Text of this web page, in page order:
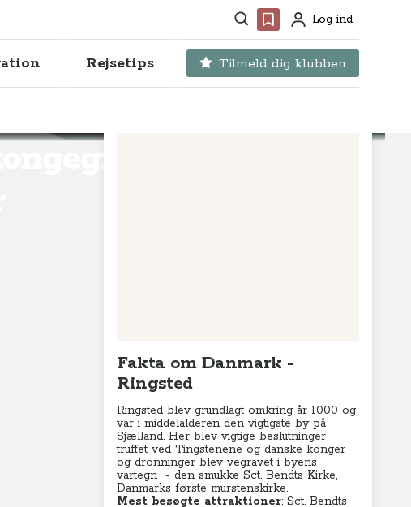
Søg Favoritter
ProfilLog ind
Rejsetips Tilmeld dig klubben
Fakta om Danmark -
Ringsted
Ringsted blev grundlagt omkring år 1000 og
var i middelalderen den vigtigste by på
Sjælland. Her blev vigtige beslutninger
truffet ved Tingstenene og danske konger
og dronninger blev vegravet i byens
vartegn - den smukke Sct. Bendts Kirke,
Danmarks første murstenskirke.
Mest besøgte attraktioner: Sct. Bendts